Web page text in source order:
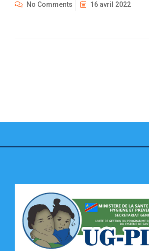
No Comments 16 avril 2022